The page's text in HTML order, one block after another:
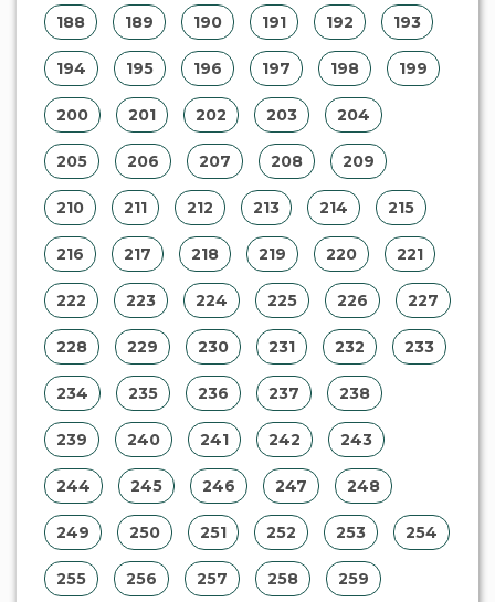
228 229 230 231 232 233
234 235 236 237 238
239 240 241 242 243
244 245 246 247 248
249 250 251 252 253 254
255 256 257 258 259
260 261 262 263 264
265 266 267 268 269
270 271 272 273 274
275 276 277 278 279
280 281 282 283 284
285 286 287 288 289
290 291 292 293 294